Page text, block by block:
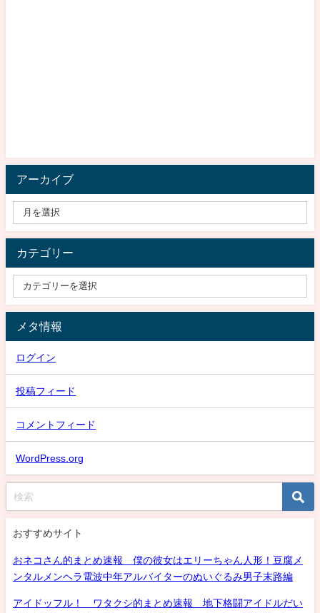
アーカイブ
カテゴリー
メタ情報
ログイン
投稿フィード
コメントフィード
WordPress.org
おすすめサイト
おネコさん的まとめ速報 僕の彼女はエリーちゃん人形！豆腐メ
ンタルメンヘラ電波中年アルバイターのぬいぐるみ男子末路編
アイドッフル！ ワタクシ的まとめ速報 地下格闘アイドルだい